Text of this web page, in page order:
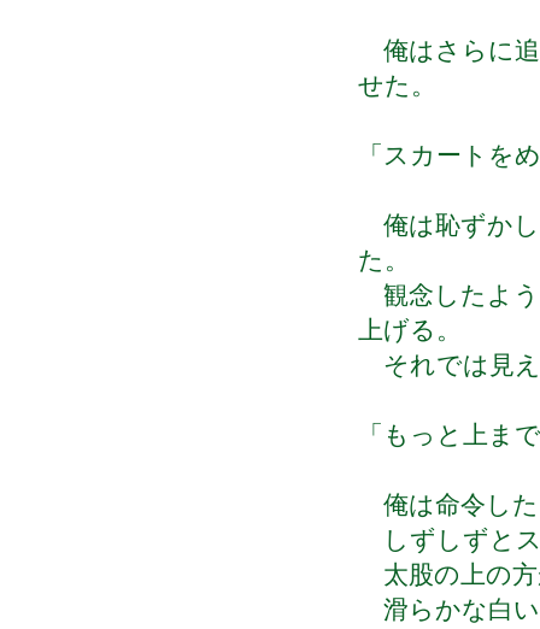
俺はさらに
せた。
「スカートを
俺は恥ずか
た。
観念したよ
上げる。
それでは見
「もっと上ま
俺は命令し
しずしずと
太股の上の
滑らかな白